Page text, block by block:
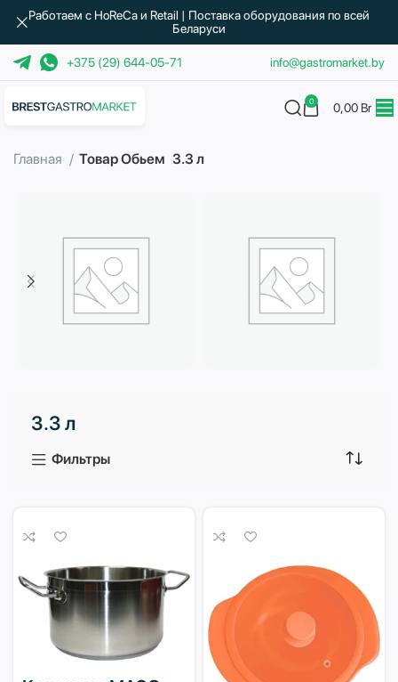
+375 (29) 644-05-71 info@gastromarket.by
0 0,00 Br
Главная Товар Обьем 3.3 л
3 продукта
3.3 л
Фильтры
Работаем с HoReCa и Retail | Поставка оборудования по всей
Беларуси